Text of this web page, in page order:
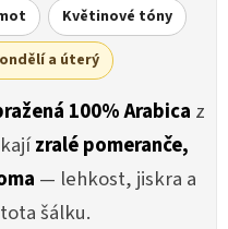
Květinové tóny
a úterý
100% Arabica z
zralé pomeranče,
— lehkost, jiskra a
šálku.